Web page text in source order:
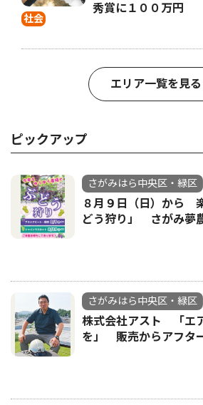
社会
秀賞に１００万円
エリア一覧を見る
ピックアップ
さがみはら中央区・緑区
８月９日（日）から
どう狩り」 さがみ夢
さがみはら中央区・緑区
株式会社アスト 「エ
を」 販売からアフタ